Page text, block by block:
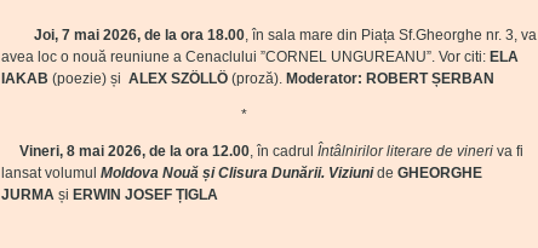
Joi, 7 mai 2026, de la ora 18.00, în sala mare din Piața Sf.Gheorghe nr. 3, va
avea loc o nouă reuniune a Cenaclului ”CORNEL UNGUREANU”. Vor citi: ELA
IAKAB (poezie) și ALEX SZÖLLÖ (proză). Moderator: ROBERT ȘERBAN
*
Vineri, 8 mai 2026, de la ora 12.00, în cadrul Întâlnirilor literare de vineri va fi
lansat volumul Moldova Nouă și Clisura Dunării. Viziuni de GHEORGHE
JURMA și ERWIN JOSEF ȚIGLA